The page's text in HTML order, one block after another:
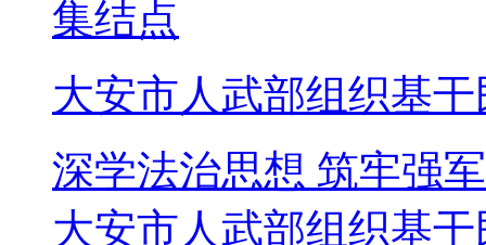
大安市人武部组织基
深学法治思想 筑牢强
大安市人武部组织基